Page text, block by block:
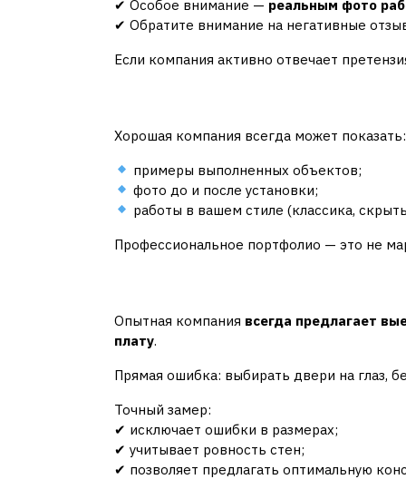
✔ Особое внимание — реальным фото
✔ Обратите внимание на негативные
Если компания активно отвечает
Хорошая компания всегда может показать:
примеры выполненных объектов;
фото до и после установки;
работы в вашем стиле (классика,
Профессиональное портфолио — это не
Опытная компания всегда предлагает
плату.
Прямая ошибка: выбирать двери на глаз,
Точный замер:
✔ исключает ошибки в размерах;
✔ учитывает ровность стен;
✔ позволяет предлагать оптимальную